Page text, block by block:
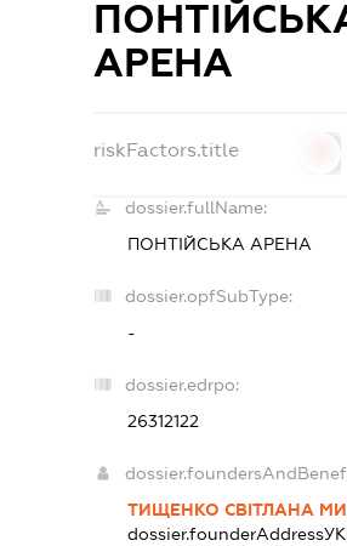
АРЕНА
riskFactors.title
dossier.fullName:
ПОНТІЙСЬКА АРЕНА
dossier.opfSubType:
-
dossier.edrpo:
26312122
ТИЩЕНКО СВІТЛАНА
dossier.founderAddress